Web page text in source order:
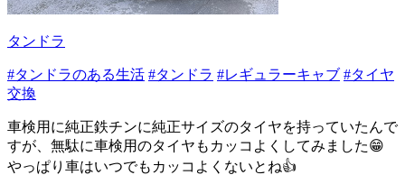
タンドラ
#タンドラのある生活 #タンドラ #レギュラーキャブ #タイヤ
交換
車検用に純正鉄チンに純正サイズのタイヤを持っていたんで
すが、無駄に車検用のタイヤもカッコよくしてみました😁
やっぱり車はいつでもカッコよくないとね👍